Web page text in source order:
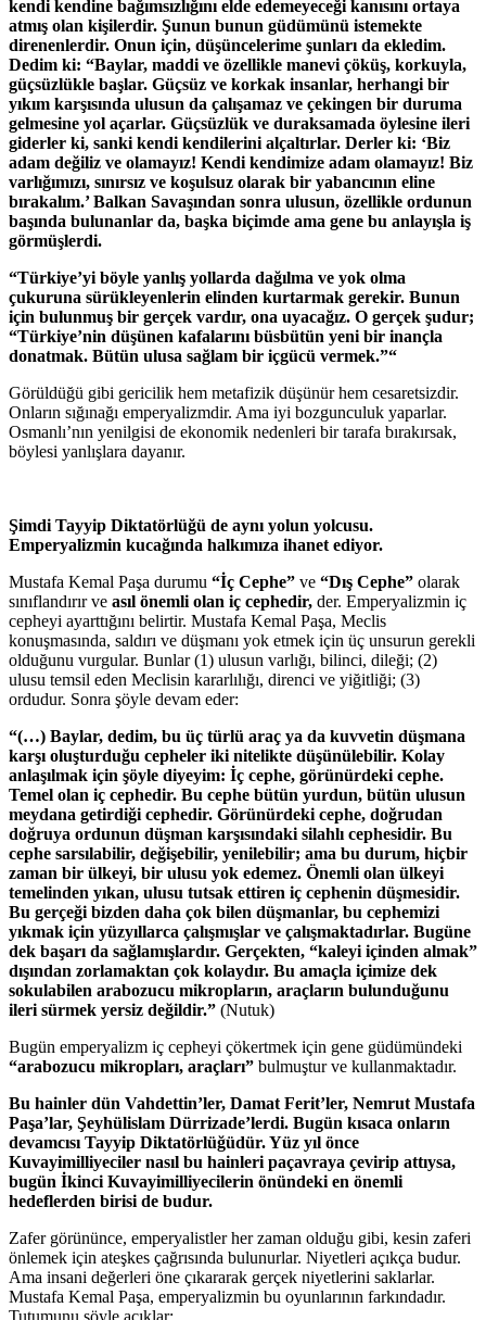
kendi kendine bağımsızlığını elde edemeyeceği kanısını ortaya
atmış olan kişilerdir. Şunun bunun güdümünü istemekte
direnenlerdir. Onun için, düşüncelerime şunları da ekledim.
Dedim ki: “Baylar, maddi ve özellikle manevi çöküş, korkuyla,
güçsüzlükle başlar. Güçsüz ve korkak insanlar, herhangi bir
yıkım karşısında ulusun da çalışamaz ve çekingen bir duruma
gelmesine yol açarlar. Güçsüzlük ve duraksamada öylesine ileri
giderler ki, sanki kendi kendilerini alçaltırlar. Derler ki: ‘Biz
adam değiliz ve olamayız! Kendi kendimize adam olamayız! Biz
varlığımızı, sınırsız ve koşulsuz olarak bir yabancının eline
bırakalım.’ Balkan Savaşından sonra ulusun, özellikle ordunun
başında bulunanlar da, başka biçimde ama gene bu anlayışla iş
görmüşlerdi.
“Türkiye’yi böyle yanlış yollarda dağılma ve yok olma
çukuruna sürükleyenlerin elinden kurtarmak gerekir. Bunun
için bulunmuş bir gerçek vardır, ona uyacağız. O gerçek şudur;
“Türkiye’nin düşünen kafalarını büsbütün yeni bir inançla
donatmak. Bütün ulusa sağlam bir içgücü vermek.”“
Görüldüğü gibi gericilik hem metafizik düşünür hem cesaretsizdir.
Onların sığınağı emperyalizmdir. Ama iyi bozgunculuk yaparlar.
Osmanlı’nın yenilgisi de ekonomik nedenleri bir tarafa bırakırsak,
böylesi yanlışlara dayanır.
Şimdi Tayyip Diktatörlüğü de aynı yolun yolcusu.
Emperyalizmin kucağında halkımıza ihanet ediyor.
Mustafa Kemal Paşa durumu “İç Cephe” ve “Dış Cephe” olarak
sınıflandırır ve asıl önemli olan iç cephedir, der. Emperyalizmin iç
cepheyi ayarttığını belirtir. Mustafa Kemal Paşa, Meclis
konuşmasında, saldırı ve düşmanı yok etmek için üç unsurun gerekli
olduğunu vurgular. Bunlar (1) ulusun varlığı, bilinci, dileği; (2)
ulusu temsil eden Meclisin kararlılığı, direnci ve yiğitliği; (3)
ordudur. Sonra şöyle devam eder:
“(…) Baylar, dedim, bu üç türlü araç ya da kuvvetin düşmana
karşı oluşturduğu cepheler iki nitelikte düşünülebilir. Kolay
anlaşılmak için şöyle diyeyim: İç cephe, görünürdeki cephe.
Temel olan iç cephedir. Bu cephe bütün yurdun, bütün ulusun
meydana getirdiği cephedir. Görünürdeki cephe, doğrudan
doğruya ordunun düşman karşısındaki silahlı cephesidir. Bu
cephe sarsılabilir, değişebilir, yenilebilir; ama bu durum, hiçbir
zaman bir ülkeyi, bir ulusu yok edemez. Önemli olan ülkeyi
temelinden yıkan, ulusu tutsak ettiren iç cephenin düşmesidir.
Bu gerçeği bizden daha çok bilen düşmanlar, bu cephemizi
yıkmak için yüzyıllarca çalışmışlar ve çalışmaktadırlar. Bugüne
dek başarı da sağlamışlardır. Gerçekten, “kaleyi içinden almak”
dışından zorlamaktan çok kolaydır. Bu amaçla içimize dek
sokulabilen arabozucu mikropların, araçların bulunduğunu
ileri sürmek yersiz değildir.” (Nutuk)
Bugün emperyalizm iç cepheyi çökertmek için gene güdümündeki
“arabozucu mikropları, araçları” bulmuştur ve kullanmaktadır.
Bu hainler dün Vahdettin’ler, Damat Ferit’ler, Nemrut Mustafa
Paşa’lar, Şeyhülislam Dürrizade’lerdi. Bugün kısaca onların
devamcısı Tayyip Diktatörlüğüdür. Yüz yıl önce
Kuvayimilliyeciler nasıl bu hainleri paçavraya çevirip attıysa,
bugün İkinci Kuvayimilliyecilerin önündeki en önemli
hedeflerden birisi de budur.
Zafer görününce, emperyalistler her zaman olduğu gibi, kesin zaferi
önlemek için ateşkes çağrısında bulunurlar. Niyetleri açıkça budur.
Ama insani değerleri öne çıkararak gerçek niyetlerini saklarlar.
Mustafa Kemal Paşa, emperyalizmin bu oyunlarının farkındadır.
Tutumunu şöyle açıklar: